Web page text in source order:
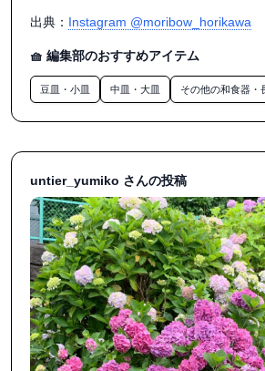
出典： Instagram @moribow_horikawa
🧺 編集部のおすすめアイテム
豆皿・小皿 中皿・大皿 その他の和食器・
untier_yumiko さんの投稿